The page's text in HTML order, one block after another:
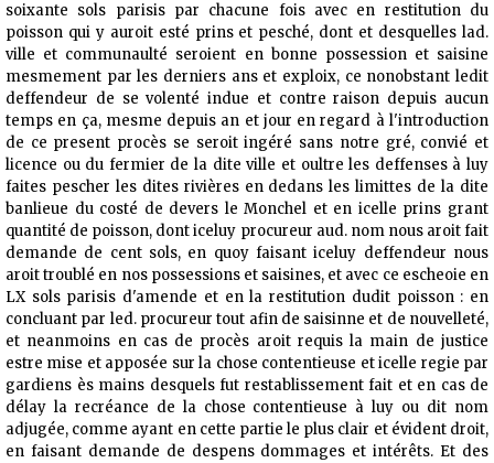
soixante sols parisis par chacune fois avec en restitution du
poisson qui y auroit esté prins et pesché, dont et desquelles lad.
ville et communaulté seroient en bonne possession et saisine
mesmement par les derniers ans et exploix, ce nonobstant ledit
deffendeur de se volenté indue et contre raison depuis aucun
temps en ça, mesme depuis an et jour en regard à l'introduction
de ce present procès se seroit ingéré sans notre gré, convié et
licence ou du fermier de la dite ville et oultre les deffenses à luy
faites pescher les dites rivières en dedans les limittes de la dite
banlieue du costé de devers le Monchel et en icelle prins grant
quantité de poisson, dont iceluy procureur aud. nom nous aroit fait
demande de cent sols, en quoy faisant iceluy deffendeur nous
aroit troublé en nos possessions et saisines, et avec ce escheoie en
LX sols parisis d'amende et en la restitution dudit poisson : en
concluant par led. procureur tout afin de saisinne et de nouvelleté,
et neanmoins en cas de procès aroit requis la main de justice
estre mise et apposée sur la chose contentieuse et icelle regie par
gardiens ès mains desquels fut restablissement fait et en cas de
délay la recréance de la chose contentieuse à luy ou dit nom
adjugée, comme ayant en cette partie le plus clair et évident droit,
en faisant demande de despens dommages et intérêts. Et des